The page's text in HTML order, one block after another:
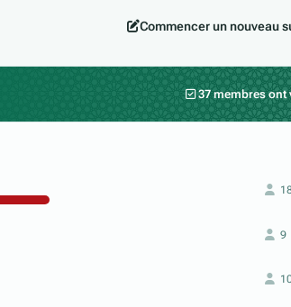
Commencer un nouveau
37 membres ont
9